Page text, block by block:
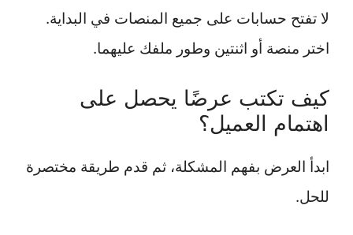
لا تفتح حسابات على جميع المنصات في البداية.
اختر منصة أو اثنتين وطور ملفك عليهما.
كيف تكتب عرضًا يحصل على
اهتمام العميل؟
ابدأ العرض بفهم المشكلة، ثم قدم طريقة مختصرة
للحل.